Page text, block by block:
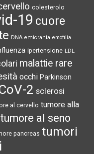
colesterolo
19 cuore
DNA emicrania emofilia
ipertensione LDL
malattie rare
occhi Parkinson
2 sclerosi
al cervello tumore alla
tumore al seno
pancreas tumori